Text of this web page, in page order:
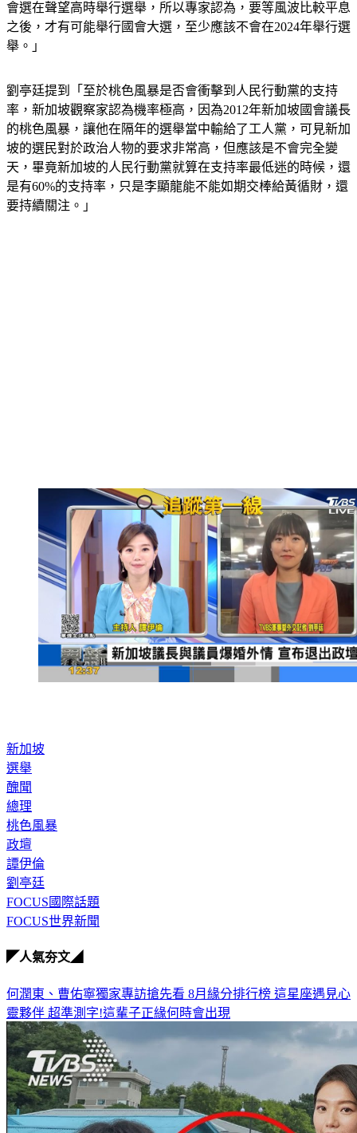
敏制制度，由執政黨選擇在甚麼時候舉行選舉，而執政黨通常
會選在聲望高時舉行選舉，所以專家認為，要等風波比較平息
之後，才有可能舉行國會大選，至少應該不會在2024年舉行選
劉亭廷提到「至於桃色風暴是否會衝擊到人民行動黨的支持
率，新加坡觀察家認為機率極高，因為2012年新加坡國會議長
的桃色風暴，讓他在隔年的選舉當中輸給了工人黨，可見新加
坡的選民對於政治人物的要求非常高，但應該是不會完全變
天，畢竟新加坡的人民行動黨就算在支持率最低迷的時候，還
是有60%的支持率，只是李顯龍能不能如期交棒給黃循財，還
新加坡
選舉
醜聞
總理
桃色風暴
政壇
譚伊倫
劉亭廷
FOCUS國際話題
何潤東、曹佑寧獨家專訪搶先看8月緣分排行榜 這星座遇見心
靈夥伴超準測字!這輩子正緣何時會出現